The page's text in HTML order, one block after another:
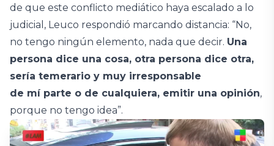
de que este conflicto mediático haya escalado a lo
judicial, Leuco respondió marcando distancia: “No,
no tengo ningún elemento, nada que decir. Una
persona dice una cosa, otra persona dice otra,
sería temerario y muy irresponsable
de mí parte o de cualquiera, emitir una opinión,
porque no tengo idea”.